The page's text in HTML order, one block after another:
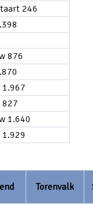
246
876
1.967
827
1.640
1.929
Torenvalk